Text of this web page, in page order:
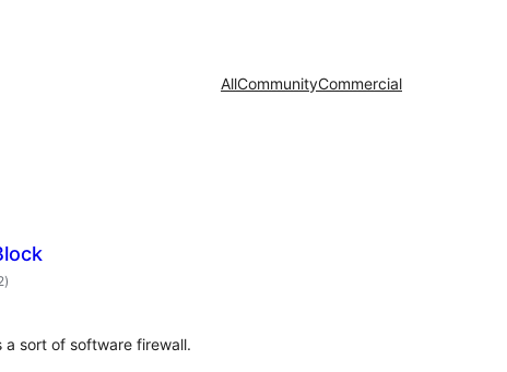
AllCommunityCommercial
საერთო
რეიტინგი
)
a sort of software firewall.